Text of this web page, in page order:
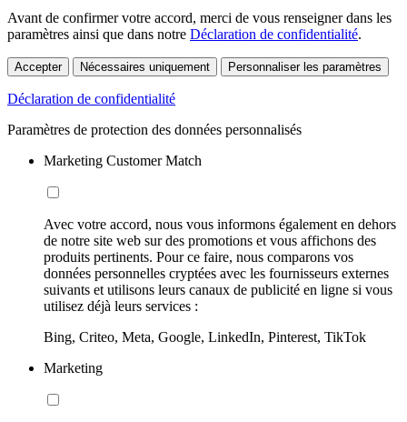
Avant de confirmer votre accord, merci de vous renseigner dans les
paramètres ainsi que dans notre Déclaration de confidentialité.
Accepter Nécessaires uniquement Personnaliser les paramètres
Déclaration de confidentialité
Paramètres de protection des données personnalisés
Marketing Customer Match
Avec votre accord, nous vous informons également en dehors
de notre site web sur des promotions et vous affichons des
produits pertinents. Pour ce faire, nous comparons vos
données personnelles cryptées avec les fournisseurs externes
suivants et utilisons leurs canaux de publicité en ligne si vous
utilisez déjà leurs services :
Bing, Criteo, Meta, Google, LinkedIn, Pinterest, TikTok
Marketing